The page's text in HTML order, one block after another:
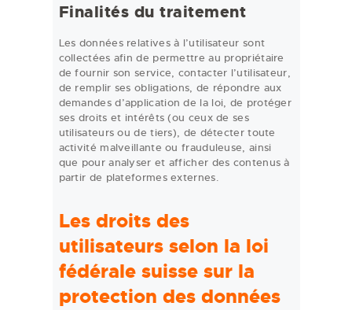
Finalités du traitement
Les données relatives à l’utilisateur sont
collectées afin de permettre au propriétaire
de fournir son service, contacter l’utilisateur,
de remplir ses obligations, de répondre aux
demandes d’application de la loi, de protéger
ses droits et intérêts (ou ceux de ses
utilisateurs ou de tiers), de détecter toute
activité malveillante ou frauduleuse, ainsi
que pour analyser et afficher des contenus à
partir de plateformes externes.
Les droits des
utilisateurs selon la loi
fédérale suisse sur la
protection des données